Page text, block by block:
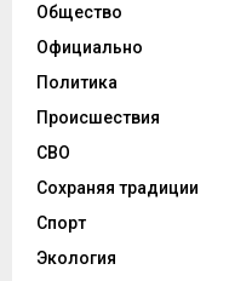
Общество
Официально
Политика
Происшествия
СВО
Сохраняя традиции
Спорт
Экология